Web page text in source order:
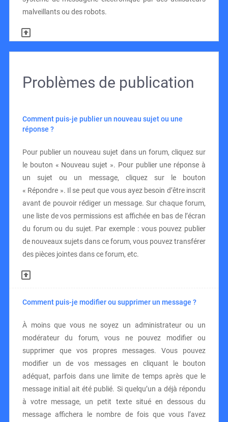
malveillants ou des robots.
Problèmes de publication
Comment puis-je publier un nouveau sujet ou une
réponse ?
Pour publier un nouveau sujet dans un forum, cliquez sur
le bouton « Nouveau sujet ». Pour publier une réponse à
un sujet ou un message, cliquez sur le bouton
« Répondre ». Il se peut que vous ayez besoin d’être inscrit
avant de pouvoir rédiger un message. Sur chaque forum,
une liste de vos permissions est affichée en bas de l’écran
du forum ou du sujet. Par exemple : vous pouvez publier
de nouveaux sujets dans ce forum, vous pouvez transférer
des pièces jointes dans ce forum, etc.
Comment puis-je modifier ou supprimer un message ?
À moins que vous ne soyez un administrateur ou un
modérateur du forum, vous ne pouvez modifier ou
supprimer que vos propres messages. Vous pouvez
modifier un de vos messages en cliquant le bouton
adéquat, parfois dans une limite de temps après que le
message initial ait été publié. Si quelqu’un a déjà répondu
à votre message, un petit texte situé en dessous du
message affichera le nombre de fois que vous l’avez